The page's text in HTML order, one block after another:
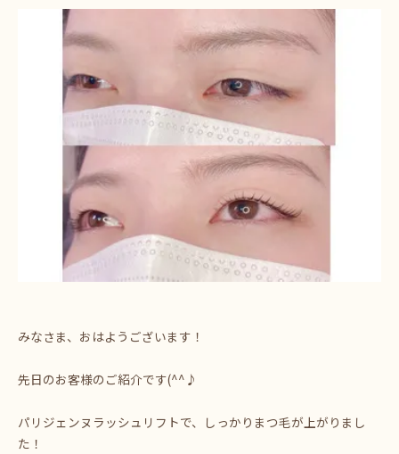
みなさま、おはようございます！
先日のお客様のご紹介です(^^♪
パリジェンヌラッシュリフトで、しっかりまつ毛が上がりまし
た！